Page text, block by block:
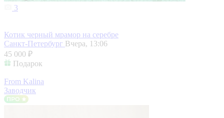
3
Котик черный мрамор на серебре
Санкт-Петербург Вчера, 13:06
45 000 ₽
Подарок
From Kalina
Заводчик